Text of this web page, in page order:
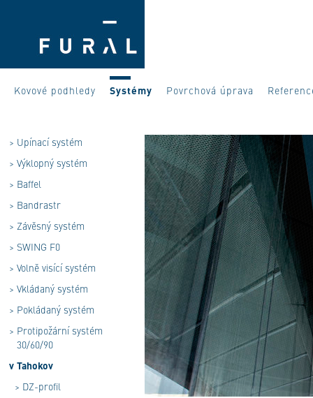
Kovové podhledy Systémy Povrchová úprava
> Upínací systém
> Výklopný systém
> Baffel
> Bandrastr
> Závěsný systém
> SWING F0
> Volně visící systém
> Vkládaný systém
> Pokládaný systém
> Protipožární systém
30/60/90
v Tahokov
> DZ-profil